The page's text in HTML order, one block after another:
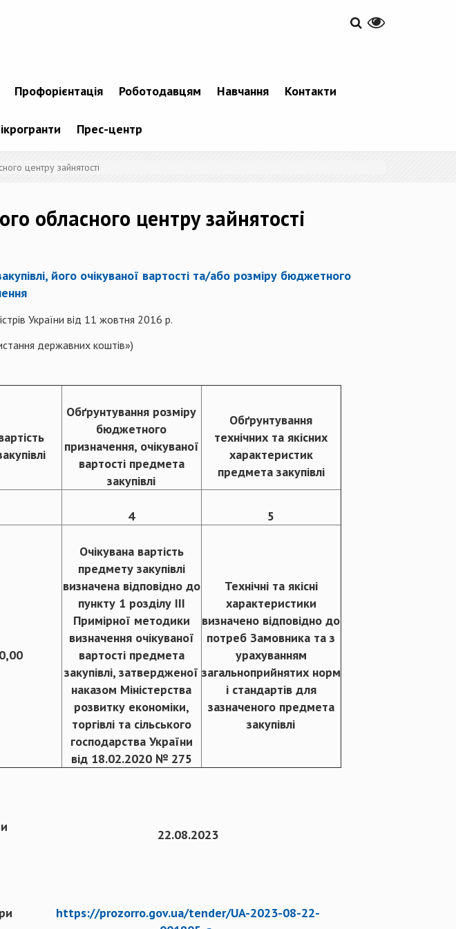
Профорієнтація Роботодавцям Навчання Контакти
Прес-центр
центру зайнятості
обласного центру зайнятості
його очікуваної вартості та/або розміру бюджетного
України від 11 жовтня 2016 р.
державних коштів»)
Обґрунтування розміру
бюджетного
призначення, очікуваної
вартості предмета
закупівлі
Обґрунтування
технічних та якісних
характеристик
предмета закупівлі
4 5
Очікувана вартість
предмету закупівлі
визначена відповідно до
пункту 1 розділу ІІІ
Примірної методики
визначення очікуваної
вартості предмета
закупівлі, затвердженої
наказом Міністерства
розвитку економіки,
торгівлі та сільського
господарства України
від 18.02.2020 № 275
Технічні та якісні
характеристики
визначено відповідно до
потреб Замовника та з
урахуванням
загальноприйнятих норм
і стандартів для
зазначеного предмета
закупівлі
22.08.2023
https://prozorro.gov.ua/tender/UA-2023-08-22-